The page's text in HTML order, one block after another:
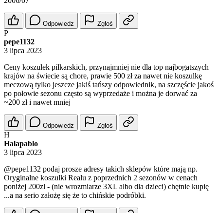
Odpowiedz Zgłoś
P
pepe1132
3 lipca 2023
Ceny koszulek piłkarskich, przynajmniej nie dla top najbogatszych
krajów na świecie są chore, prawie 500 zł za nawet nie koszulkę
meczową tylko jeszcze jakiś tańszy odpowiednik, na szczęście jakoś
po połowie sezonu często są wyprzedaże i można je dorwać za
~200 zł i nawet mniej
Odpowiedz Zgłoś
H
Halapablo
3 lipca 2023
@pepe1132 podaj prosze adresy takich sklepów które mają np.
Oryginalne koszulki Realu z poprzednich 2 sezonów w cenach
poniżej 200zl - (nie wrozmiarze 3XL albo dla dzieci) chętnie kupię
...a na serio założę się że to chińskie podróbki.